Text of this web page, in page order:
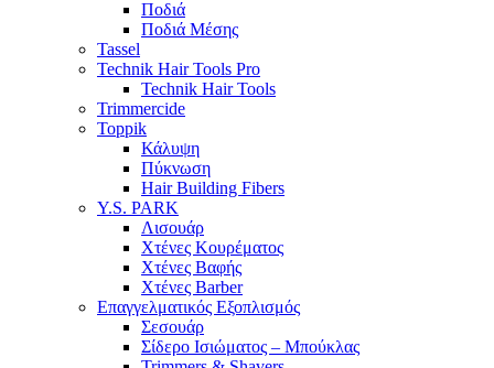
Ποδιά
Ποδιά Μέσης
Tassel
Technik Hair Tools Pro
Technik Hair Tools
Trimmercide
Toppik
Κάλυψη
Πύκνωση
Hair Building Fibers
Y.S. PARK
Λισουάρ
Χτένες Κουρέματος
Χτένες Βαφής
Χτένες Barber
Επαγγελματικός Εξοπλισμός
Σεσουάρ
Σίδερο Ισιώματος – Μπούκλας